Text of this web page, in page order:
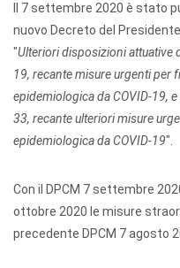
Il 7 settembre 2020 è stato
nuovo Decreto del
"Ulteriori disposizioni attuative
19, recante misure urgenti per
epidemiologica da COVID-19,
33, recante ulteriori misure
epidemiologica da COVID-19".
Con il DPCM 7 settembre
ottobre 2020 le misure
precedente DPCM 7 agosto